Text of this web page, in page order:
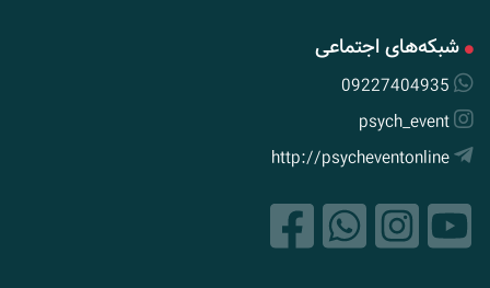
شبکه‌های اجتماعی
09227404935
psych_event
http://psycheventonline